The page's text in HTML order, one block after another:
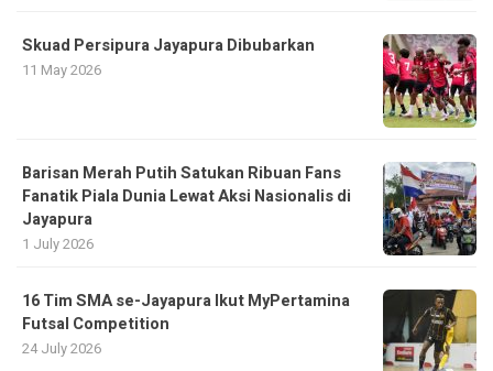
Skuad Persipura Jayapura Dibubarkan
11 May 2026
Barisan Merah Putih Satukan Ribuan Fans
Fanatik Piala Dunia Lewat Aksi Nasionalis di
Jayapura
1 July 2026
16 Tim SMA se-Jayapura Ikut MyPertamina
Futsal Competition
24 July 2026